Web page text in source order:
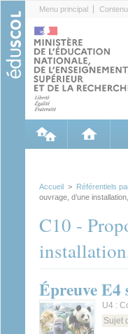
Menu principal Contenu
Accueil > Référentiels
ouvrage, d’une
C10 -
Épreuve E4
U4 :
Sujet